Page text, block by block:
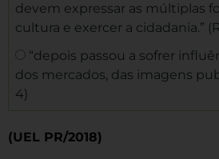
devem expressar as múltiplas
cultura e exercer a cidadania.”
“depois passou a sofrer
dos mercados, das imagens
4)
(UEL PR/2018)